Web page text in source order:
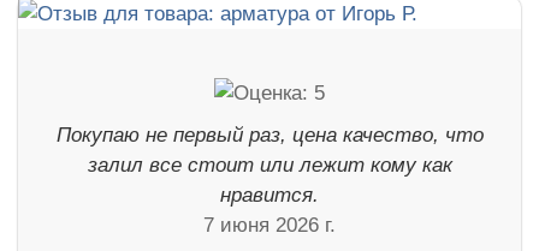
Покупаю не первый раз, цена качество, что
залил все стоит или лежит кому как
нравится.
7 июня 2026 г.